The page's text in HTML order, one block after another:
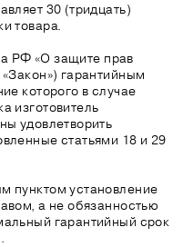
30 (тридцать)
товара.
РФ «О защите прав
гарантийным
которого в случае
изготовитель
удовлетворить
статьями 18 и 29
пунктом установление
а не обязанностью
гарантийный срок